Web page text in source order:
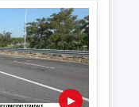
▶
indagato: